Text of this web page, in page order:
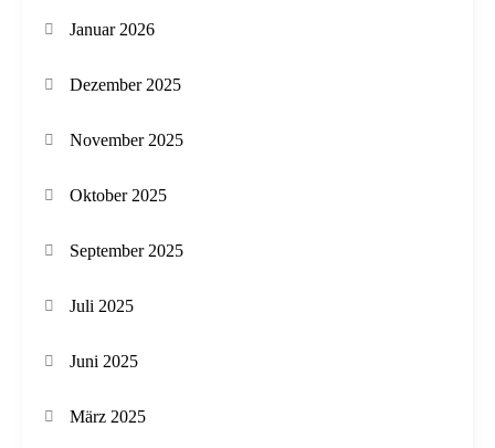
Januar 2026
Dezember 2025
November 2025
Oktober 2025
September 2025
Juli 2025
Juni 2025
März 2025